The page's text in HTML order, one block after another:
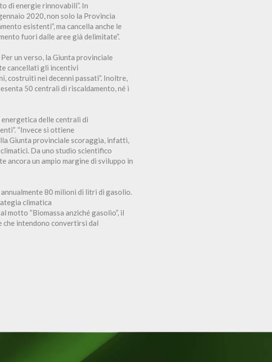
di energie rinnovabili”. In
2020, non solo la Provincia
esistenti”, ma cancella anche le
fuori dalle aree già delimitate”.
un verso, la Giunta provinciale
cancellati gli incentivi
costruiti nei decenni passati”. Inoltre,
50 centrali di riscaldamento, né i
delle centrali di
“Invece si ottiene
Giunta provinciale scoraggia, infatti,
Da uno studio scientifico
ancora un ampio margine di sviluppo in
80 milioni di litri di gasolio.
climatica
“Biomassa anziché gasolio”, il
che intendono convertirsi dal